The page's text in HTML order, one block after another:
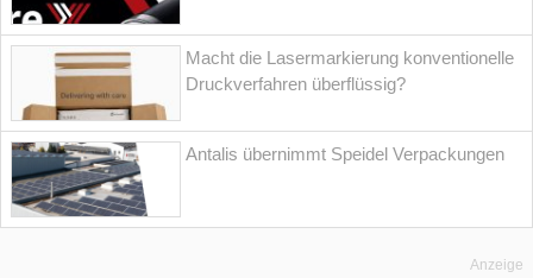
Macht die Lasermarkierung konventionelle
Druckverfahren überflüssig?
Antalis übernimmt Speidel Verpackungen
Anzeige